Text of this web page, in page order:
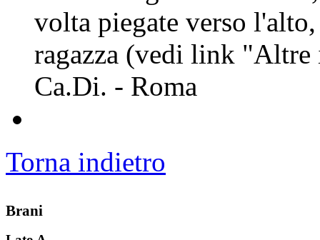
volta piegate verso
ragazza (vedi link
Ca.Di. - Roma
Torna indietro
Brani